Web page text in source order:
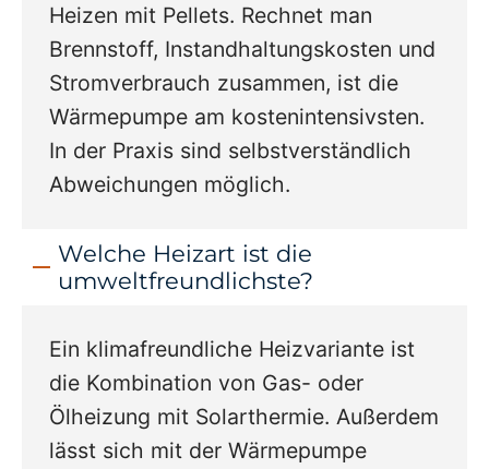
Heizen mit Pellets. Rechnet man
Brennstoff, Instandhaltungskosten und
Stromverbrauch zusammen, ist die
Wärmepumpe am kostenintensivsten.
In der Praxis sind selbstverständlich
Abweichungen möglich.
Welche Heizart ist die
umweltfreundlichste?
Ein klimafreundliche Heizvariante ist
die Kombination von Gas- oder
Ölheizung mit Solarthermie. Außerdem
lässt sich mit der Wärmepumpe